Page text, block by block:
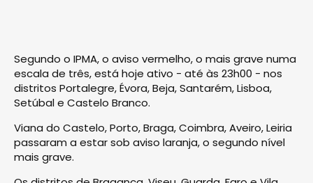
Segundo o IPMA, o aviso vermelho, o mais grave numa
escala de três, está hoje ativo - até às 23h00 - nos
distritos Portalegre, Évora, Beja, Santarém, Lisboa,
Setúbal e Castelo Branco.
Viana do Castelo, Porto, Braga, Coimbra, Aveiro, Leiria
passaram a estar sob aviso laranja, o segundo nível
mais grave.